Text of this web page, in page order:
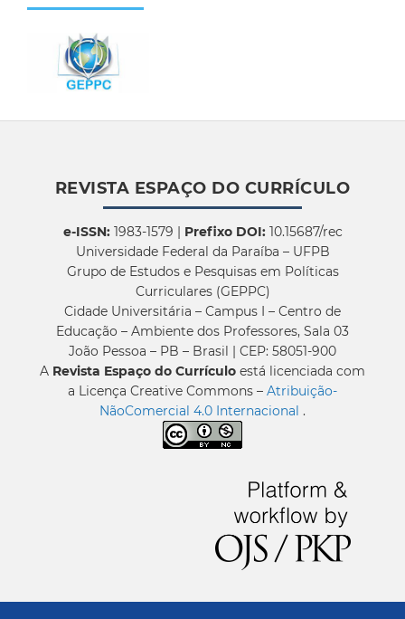
REVISTA ESPAÇO DO CURRÍCULO
e-ISSN:1983-1579 | Prefixo DOI:10.15687/rec
Universidade Federal da Paraíba – UFPB
Grupo de Estudos e Pesquisas em Políticas
Curriculares (GEPPC)
Cidade Universitária – Campus I – Centro de
Educação – Ambiente dos Professores, Sala 03
João Pessoa – PB – Brasil | CEP: 58051-900
A Revista Espaço do Currículo está licenciada com
a Licença Creative Commons – Atribuição-
NãoComercial 4.0 Internacional .